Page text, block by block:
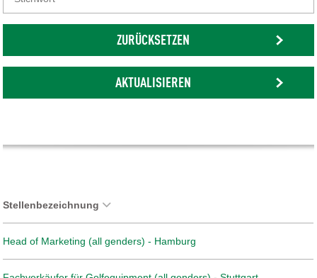
ZURÜCKSETZEN
AKTUALISIEREN
Stellenbezeichnung
Head of Marketing (all genders) - Hamburg